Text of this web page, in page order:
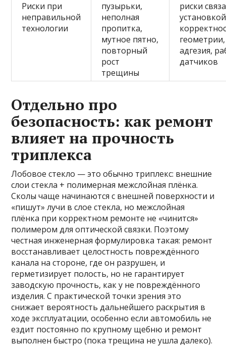
Риски при
неправильной
технологии
пузырьки,
неполная
пропитка,
мутное пятно,
повторный
рост
трещины
риски
геометрии,
адгезия,
датчиков
Отдельно про
безопасность: как ремонт
влияет на прочность
триплекса
Лобовое стекло — это обычно триплекс: внешние
слои стекла + полимерная межслойная плёнка.
Сколы чаще начинаются с внешней поверхности и
«пишут» лучи в слое стекла, но межслойная
плёнка при корректном ремонте не «чинится»
полимером для оптической связки. Поэтому
честная инженерная формулировка такая: ремонт
восстанавливает целостность повреждённого
канала на стороне, где он разрушен, и
герметизирует полость, но не гарантирует
заводскую прочность, как у не повреждённого
изделия. С практической точки зрения это
снижает вероятность дальнейшего раскрытия в
ходе эксплуатации, особенно если автомобиль не
ездит постоянно по крупному щебню и ремонт
выполнен быстро (пока трещина не ушла далеко).